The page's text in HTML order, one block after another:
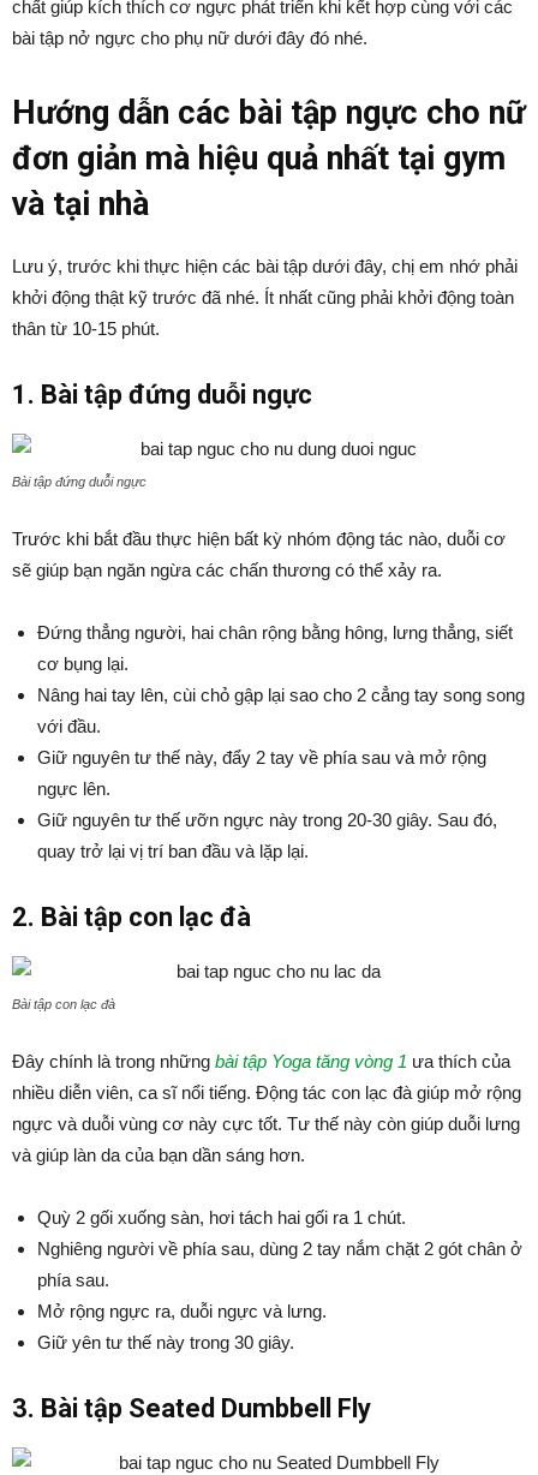
chất giúp kích thích cơ ngực phát triển khi kết hợp cùng với các
bài tập nở ngực cho phụ nữ dưới đây đó nhé.
Hướng dẫn các bài tập ngực cho nữ
đơn giản mà hiệu quả nhất tại gym
và tại nhà
Lưu ý, trước khi thực hiện các bài tập dưới đây, chị em nhớ phải
khởi động thật kỹ trước đã nhé. Ít nhất cũng phải khởi động toàn
thân từ 10-15 phút.
1. Bài tập đứng duỗi ngực
Bài tập đứng duỗi ngực
Trước khi bắt đầu thực hiện bất kỳ nhóm động tác nào, duỗi cơ
sẽ giúp bạn ngăn ngừa các chấn thương có thể xảy ra.
Đứng thẳng người, hai chân rộng bằng hông, lưng thẳng, siết
cơ bụng lại.
Nâng hai tay lên, cùi chỏ gập lại sao cho 2 cẳng tay song song
với đầu.
Giữ nguyên tư thế này, đẩy 2 tay về phía sau và mở rộng
ngực lên.
Giữ nguyên tư thế ưỡn ngực này trong 20-30 giây. Sau đó,
quay trở lại vị trí ban đầu và lặp lại.
2. Bài tập con lạc đà
Bài tập con lạc đà
Đây chính là trong những bài tập Yoga tăng vòng 1 ưa thích của
nhiều diễn viên, ca sĩ nổi tiếng. Động tác con lạc đà giúp mở rộng
ngực và duỗi vùng cơ này cực tốt. Tư thế này còn giúp duỗi lưng
và giúp làn da của bạn dần sáng hơn.
Quỳ 2 gối xuống sàn, hơi tách hai gối ra 1 chút.
Nghiêng người về phía sau, dùng 2 tay nắm chặt 2 gót chân ở
phía sau.
Mở rộng ngực ra, duỗi ngực và lưng.
Giữ yên tư thế này trong 30 giây.
3. Bài tập Seated Dumbbell Fly